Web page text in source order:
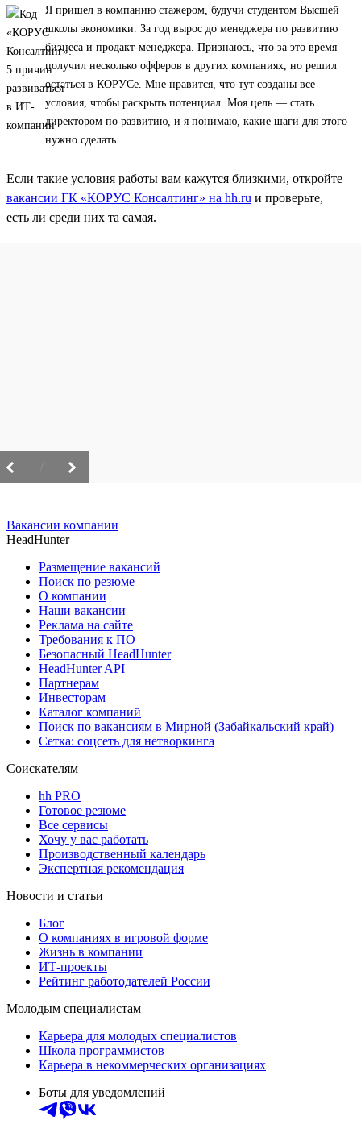
Я пришел в компанию стажером, будучи студентом Высшей
школы экономики. За год вырос до менеджера по развитию
бизнеса и продакт-менеджера. Признаюсь, что за это время
получил несколько офферов в других компаниях, но решил
остаться в КОРУСе. Мне нравится, что тут созданы все
условия, чтобы раскрыть потенциал. Моя цель — стать
директором по развитию, и я понимаю, какие шаги для этого
нужно сделать.
Если такие условия работы вам кажутся близкими, откройте
вакансии ГК «КОРУС Консалтинг» на hh.ru и проверьте,
есть ли среди них та самая.
Вакансии компании
HeadHunter
Размещение вакансий
Поиск по резюме
О компании
Наши вакансии
Реклама на сайте
Требования к ПО
Безопасный HeadHunter
HeadHunter API
Партнерам
Инвесторам
Каталог компаний
Поиск по вакансиям в Мирной (Забайкальский край)
Сетка: соцсеть для нетворкинга
Соискателям
hh PRO
Готовое резюме
Все сервисы
Хочу у вас работать
Производственный календарь
Экспертная рекомендация
Новости и статьи
Блог
О компаниях в игровой форме
Жизнь в компании
ИТ-проекты
Рейтинг работодателей России
Молодым специалистам
Карьера для молодых специалистов
Школа программистов
Карьера в некоммерческих организациях
Боты для уведомлений